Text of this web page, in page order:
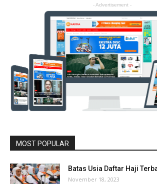
- Advertisement -
MOST POPULAR
Batas Usia Daftar Haji
November 18, 2023